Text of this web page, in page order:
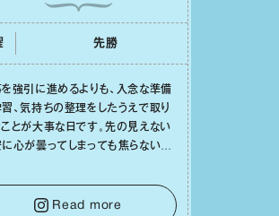
先勝
強引に進めるよりも、⼊念な準備
、気持ちの整理をしたうえで取り
とが⼤事な⽇です。先の⾒えない
⼼が曇ってしまっても焦らない
疲れていそうな⼈をいたわることに
使いましょう。ここでしっかりとエ
Read more